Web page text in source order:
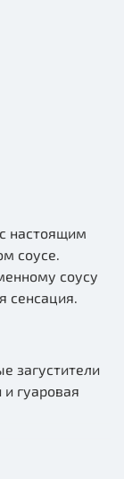
настоящим
соусе.
соусу
сенсация.
загустители
гуаровая